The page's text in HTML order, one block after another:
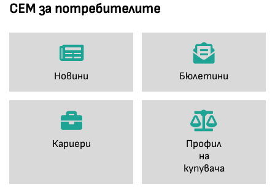
СЕМ за потребителите
Новини Бюлетини
Кариери
Профил
на
купувача